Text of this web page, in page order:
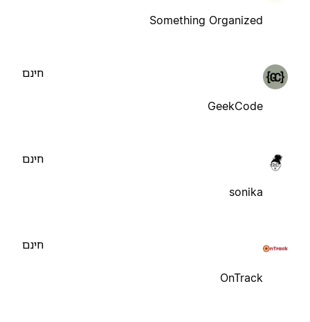
Something Organized
GeekCode
חינם
sonika
חינם
OnTrack
חינם